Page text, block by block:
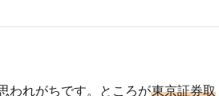
われがちです。ところが東京証券取